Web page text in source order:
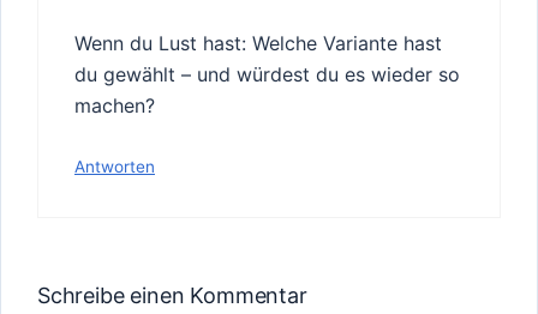
Wenn du Lust hast: Welche Variante hast
du gewählt – und würdest du es wieder so
machen?
Antworten
Schreibe einen Kommentar